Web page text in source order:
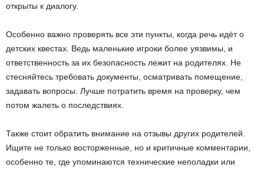
открыты к диалогу.
Особенно важно проверять все эти пункты, когда речь идёт о
детских квестах. Ведь маленькие игроки более уязвимы, и
ответственность за их безопасность лежит на родителях. Не
стесняйтесь требовать документы, осматривать помещение,
задавать вопросы. Лучше потратить время на проверку, чем
потом жалеть о последствиях.
Также стоит обратить внимание на отзывы других родителей.
Ищите не только восторженные, но и критичные комментарии,
особенно те, где упоминаются технические неполадки или